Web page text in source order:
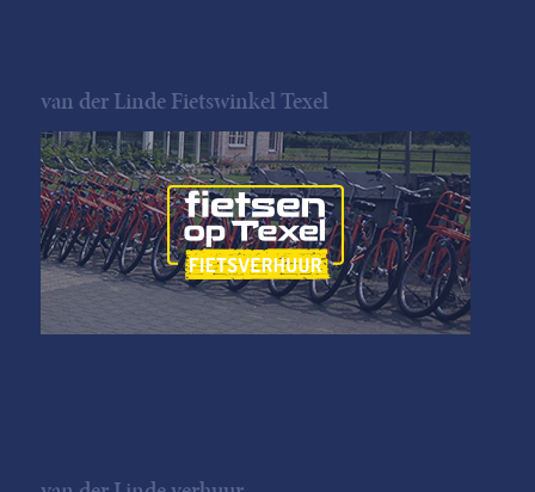
van der Linde Fietswinkel Texel